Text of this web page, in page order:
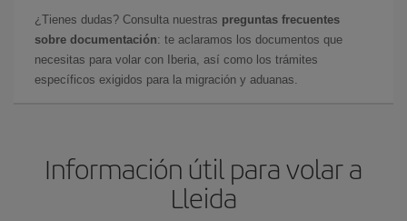
¿Tienes dudas? Consulta nuestras preguntas frecuentes
sobre documentación: te aclaramos los documentos que
necesitas para volar con Iberia, así como los trámites
específicos exigidos para la migración y aduanas.
Información útil para volar a
Lleida